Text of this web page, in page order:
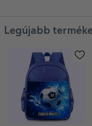
Legújabb